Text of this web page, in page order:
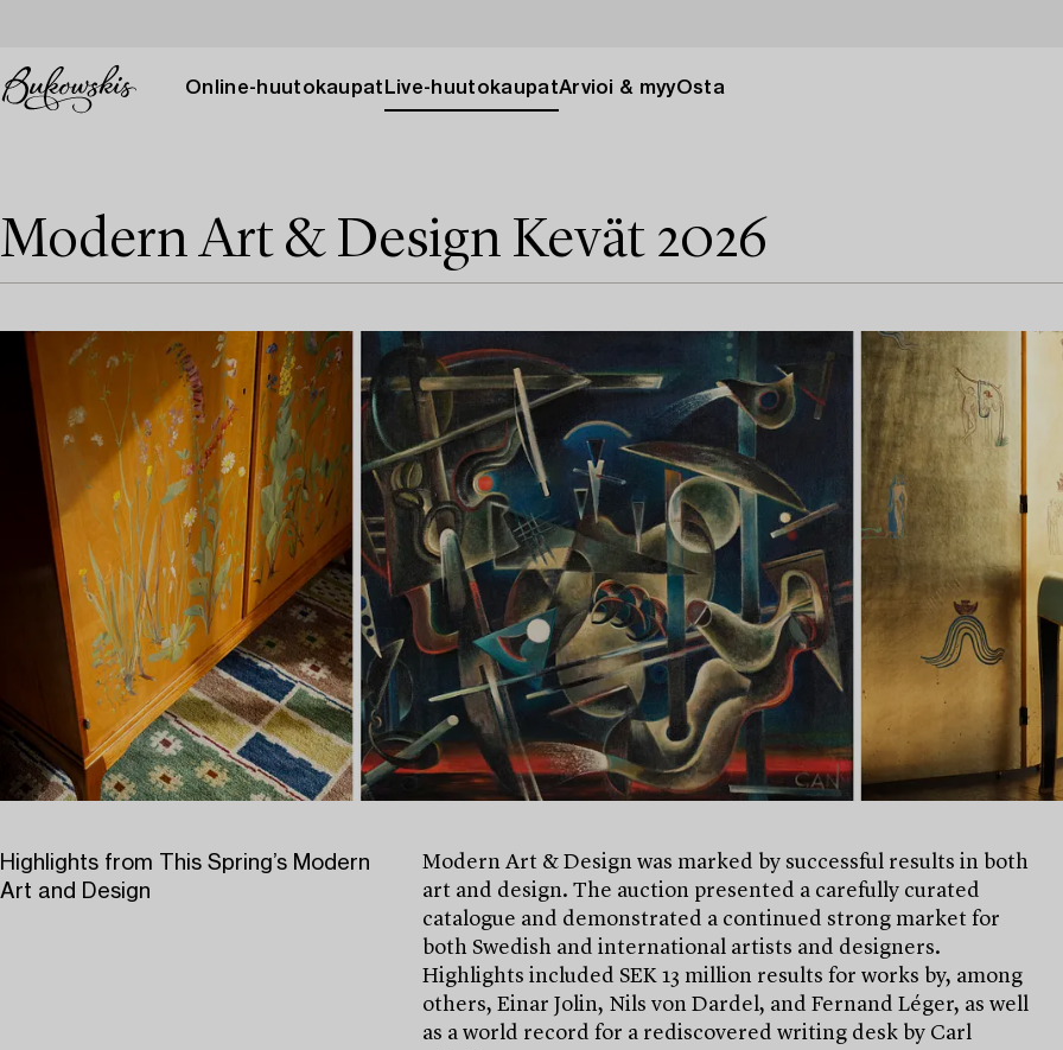
Online-huutokaupat Live-huutokaupatArvioi & myyOsta
Modern Art & Design Kevät 2026
Highlights from This Spring’s Modern
Art and Design
Modern Art & Design was marked by successful results in both
art and design. The auction presented a carefully curated
catalogue and demonstrated a continued strong market for
both Swedish and international artists and designers.
Highlights included SEK 13 million results for works by, among
others, Einar Jolin, Nils von Dardel, and Fernand Léger, as well
as a world record for a rediscovered writing desk by Carl